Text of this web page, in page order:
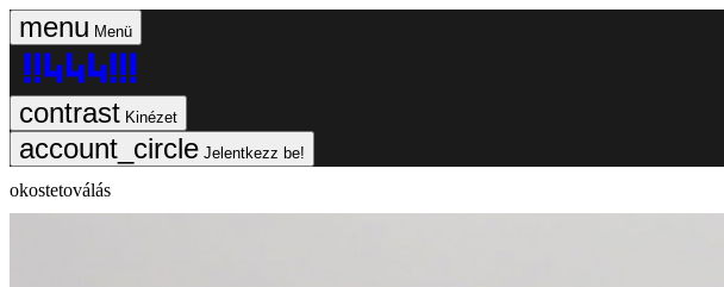
Menü
Kinézet
Jelentkezz be!
okostetoválás